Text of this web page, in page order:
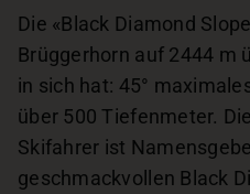
Die «Black Diamond
Brüggerhorn auf 2444 m
in sich hat: 45°
über 500 Tiefenmeter.
Skifahrer ist
geschmackvollen Black